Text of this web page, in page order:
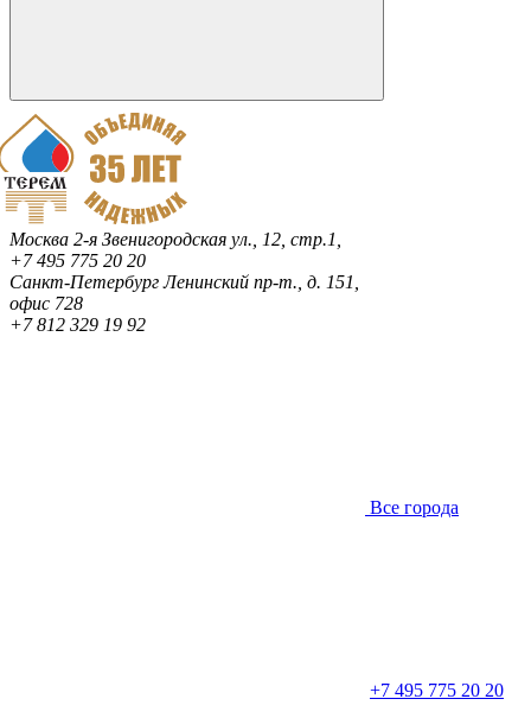
Москва 2-я Звенигородская ул., 12, стр.1,
+7 495 775 20 20
Санкт-ПетербургЛенинский пр-т., д. 151,
офис 728
+7 812 329 19 92
Все города
+7 495 775 20 20